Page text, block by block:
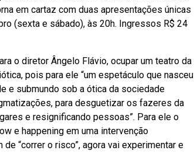
em cartaz com duas apresentações únicas
(sexta e sábado), às 20h. Ingressos R$ 24
o diretor Ângelo Flávio, ocupar um teatro da
pois para ele “um espetáculo que nasceu
e submundo sob a ótica da sociedade
para desguetizar os fazeres da
e resignificando pessoas”. Para ele o
e happening em uma intervenção
“correr o risco”, agora vai experimentar e